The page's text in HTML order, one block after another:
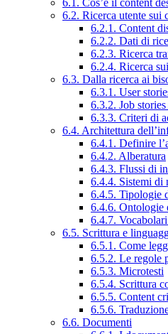
6.2. Ricerca utente sui
6.2.1. Content
6.2.2. Dati di
6.2.3. Ricerca
6.2.4. Ricerca
6.3. Dalla ricerca ai
6.3.1. User
6.3.2. Job
6.3.3. Criteri di
6.4. Architettura
6.4.1. Definire
6.4.2. Alberatura
6.4.3. Flussi di
6.4.4. Sistemi di
6.4.5. Tipologie
6.4.6. Ontologie
6.4.7.
6.5. Scrittura e
6.5.1. Come
6.5.2. Le regole
6.5.3. Microtesti
6.5.4. Scrittura
6.5.5. Content
6.5.6.
6.6. Documenti